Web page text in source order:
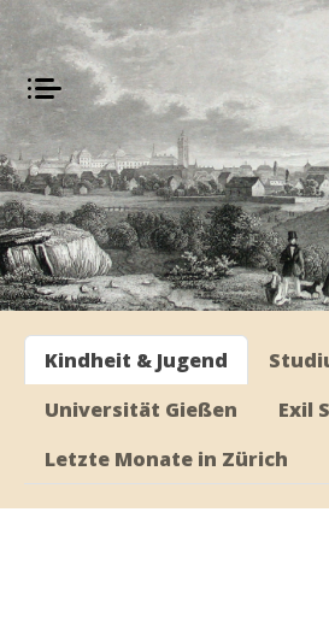
Kindheit & Jugend
Universität Gießen
Exil
Letzte Monate in Zürich